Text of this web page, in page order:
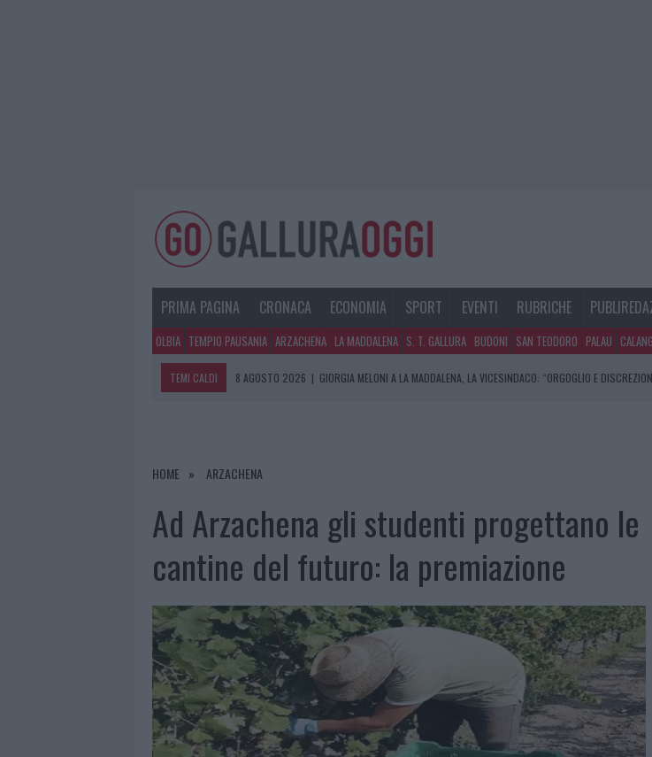
PRIMA PAGINA CRONACA ECONOMIA SPORT EVENTI RUBRICHE
OLBIA TEMPIO PAUSANIA ARZACHENA LA MADDALENA S. T. GALLURA BUDONI SAN TEODORO PALAU
TEMI CALDI 8 AGOSTO 2026 | GIORGIA MELONI A LA MADDALENA, LA VICESINDACO: “ORGOGLIO E
8 AGOSTO 2026 | A FUOCO UN DEPOSITO CON BOMBOLE, INTERVENTO DEI VIGILI DEL FUOCO A RUDALZA
8 AGOSTO 2026 | JOVANOTTI, GABRY PONTE E ALFA: OLBIA OMBELICO DEL MONDO PER UNA NOTTE
HOME ARZACHENA
Ad Arzachena gli studenti progettano le
cantine del futuro: la premiazione